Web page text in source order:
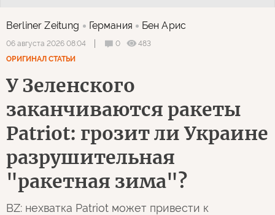
Berliner Zeitung Германия Бен Арис
06 августа 2026 08:04 0
483
ОРИГИНАЛ СТАТЬИ
У Зеленского
заканчиваются ракеты
Patriot: грозит ли Украине
разрушительная
"ракетная зима"?
BZ: нехватка Patriot может привести к